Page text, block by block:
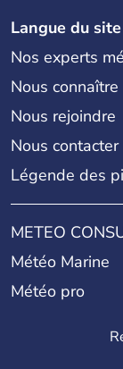
Langue du site
Nos experts
Nous connaître
Nous rejoindre
Nous contacter
Légende des
METEO
Météo Marine
Météo pro